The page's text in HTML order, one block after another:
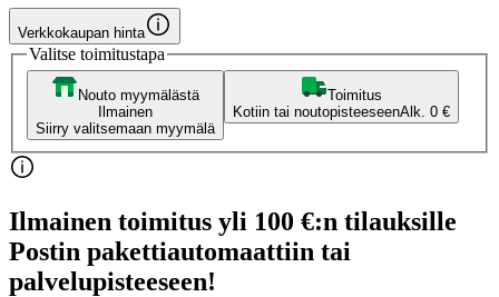
Verkkokaupan hinta
Valitse toimitustapa
Nouto myymälästä
Ilmainen
Siirry valitsemaan myymälä
Toimitus
Kotiin tai noutopisteeseenAlk. 0 €
Ilmainen toimitus yli 100 €:n tilauksille
Postin pakettiautomaattiin tai
palvelupisteeseen!